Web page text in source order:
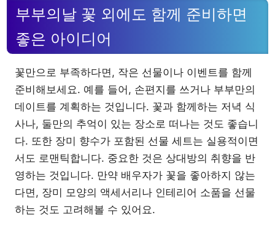
부부의날 꽃 외에도 함께 준비하면
좋은 아이디어
꽃만으로 부족하다면, 작은 선물이나 이벤트를 함께
준비해보세요. 예를 들어, 손편지를 쓰거나 부부만의
데이트를 계획하는 것입니다. 꽃과 함께하는 저녁 식
사나, 둘만의 추억이 있는 장소로 떠나는 것도 좋습니
다. 또한 장미 향수가 포함된 선물 세트는 실용적이면
서도 로맨틱합니다. 중요한 것은 상대방의 취향을 반
영하는 것입니다. 만약 배우자가 꽃을 좋아하지 않는
다면, 장미 모양의 액세서리나 인테리어 소품을 선물
하는 것도 고려해볼 수 있어요.